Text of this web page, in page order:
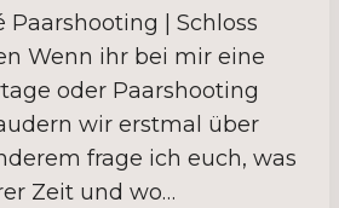
Paarshooting | Schloss
Wenn ihr bei mir eine
oder Paarshooting
wir erstmal über
frage ich euch, was
Zeit und wo…